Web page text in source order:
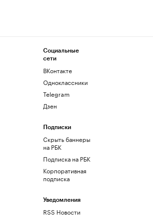
Социальные
сети
ВКонтакте
Одноклассники
Telegram
Дзен
Подписки
Скрыть баннеры
на РБК
Подписка на РБК
Корпоративная
подписка
Уведомления
RSS Новости